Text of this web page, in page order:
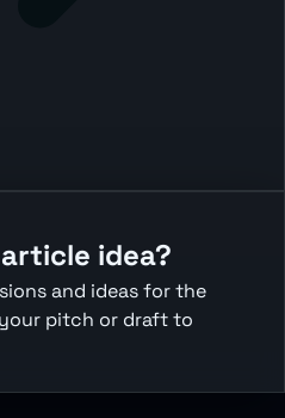
idea?
and ideas for the
pitch or draft to